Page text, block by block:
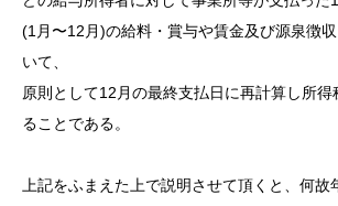
(1月〜12月)の給料・賞与や賃金及び源泉徴
いて、
原則として12月の最終支払日に再計算し所
ることである。
上記をふまえた上で説明させて頂くと、何故